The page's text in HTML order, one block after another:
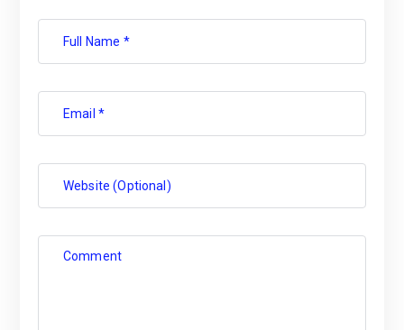
Full Name *
Email *
Website (Optional)
Comment